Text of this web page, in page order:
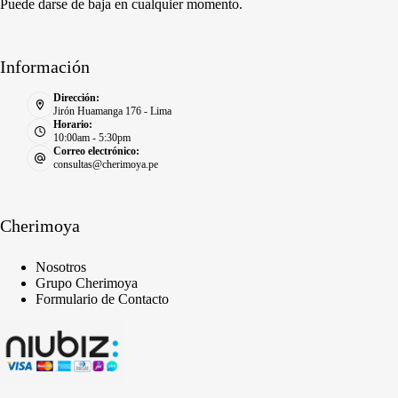
Puede darse de baja en cualquier momento.
Información
Dirección:
Jirón Huamanga 176 - Lima
Horario:
10:00am - 5:30pm
Correo electrónico:
consultas@cherimoya.pe
Cherimoya
Nosotros
Grupo Cherimoya
Formulario de Contacto